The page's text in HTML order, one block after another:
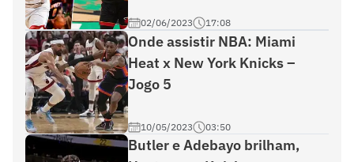
02/06/2023 17:08
Onde assistir NBA: Miami
Heat x New York Knicks –
Jogo 5
10/05/2023 03:50
Butler e Adebayo brilham,